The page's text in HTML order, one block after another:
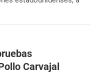
Carvajal